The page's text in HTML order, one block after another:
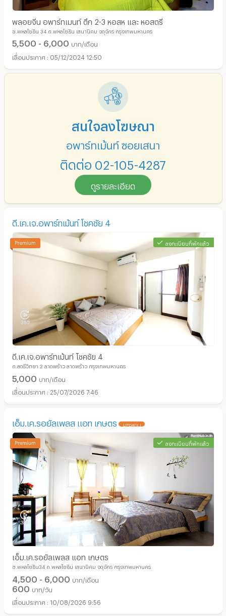
พลอยจีน อพาร์ทเมนท์ ตึก 2-3 หอสห และ หอสตรี
ซ.พหลโยธิน 34 ถ.พหลโยธิน เสนานิคม จตุจักร กรุงเทพมหานคร
5,500 - 6,000 บาท/เดือน
05/12/2024 12:50
สนใจลงโฆษณา
อพาร์ทเม้นท์ ซอยเสนา
ติดต่อ 02-105-4287
ดูรายละเอียด
ดี.เค.เจ.อพาร์ทเม้นท์ โชคชัย 4
ลงทะเบียนที่พักแล้ว
ดี.เค.เจ.อพาร์ทเม้นท์ โชคชัย 4
ถ.สตรีวิทยา 2 ลาดพร้าว ลาดพร้าว กรุงเทพมหานคร
5,000 บาท/เดือน
25/07/2026 7:46
เอ็ม.เค.รอยัลเพลส แอท เกษตร UPDATE !
ลงทะเบียนที่พักแล้ว
เอ็ม.เค.รอยัลเพลส แอท เกษตร
ซ.พหลโยธิน34 ถ.พหลโยธิน เสนานิคม จตุจักร กรุงเทพมหานคร
4,500 - 6,000 บาท/เดือน
600 บาท/วัน
10/08/2026 9:56